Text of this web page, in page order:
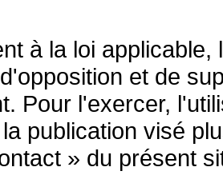
à la loi
et de
Pour l'exercer,
publication visé
» du présent